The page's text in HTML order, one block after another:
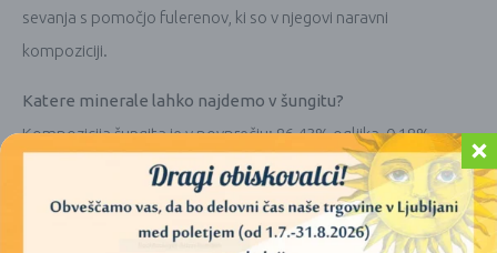
sevanja s pomočjo fulerenov, ki so v njegovi naravni
kompoziciji.
Katere minerale lahko najdemo v šungitu?
Kompozicija šungita je v povprečju: 86,43% ogljika, 0,18%
natrija, 1,33% magnezija, 3,17% silicija, 1,09% žvepla, 0,22%
klorina, 0,95% kalija, 5,33% kalcija, 1,06% železa in 0,2% bakra.